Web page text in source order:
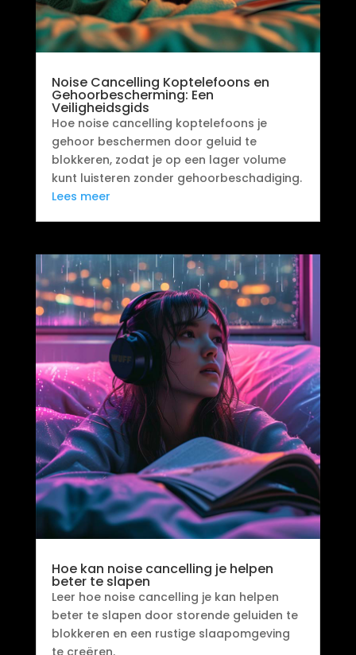
Noise Cancelling Koptelefoons en
Gehoorbescherming: Een
Veiligheidsgids
Hoe noise cancelling koptelefoons je
gehoor beschermen door geluid te
blokkeren, zodat je op een lager volume
kunt luisteren zonder gehoorbeschadiging.
Lees meer
Hoe kan noise cancelling je helpen
beter te slapen
Leer hoe noise cancelling je kan helpen
beter te slapen door storende geluiden te
blokkeren en een rustige slaapomgeving